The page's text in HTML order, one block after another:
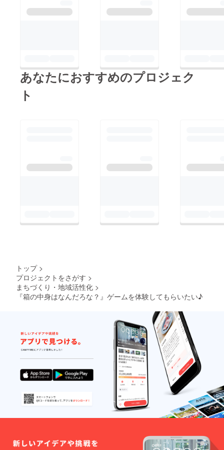
あなたにおすすめのプロジェク
ト
トップ >
プロジェクトをさがす >
まちづくり・地域活性化 >
『箱の中身はなんだろな？』ゲームを体験してもらいたい♪